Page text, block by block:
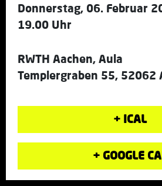
Donnerstag, 06. Februar
19.00 Uhr
RWTH Aachen, Aula
Templergraben 55, 52062
+ ICAL
+ GOOGLE